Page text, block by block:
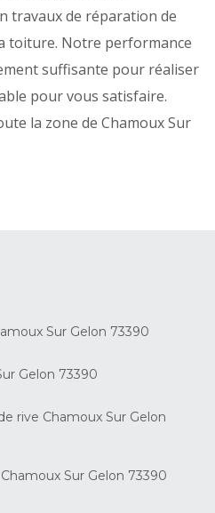
travaux de réparation de
toiture. Notre performance
suffisante pour réaliser
pour vous satisfaire.
la zone de Chamoux Sur
Sur Gelon 73390
Gelon 73390
rive Chamoux Sur Gelon
Sur Gelon 73390